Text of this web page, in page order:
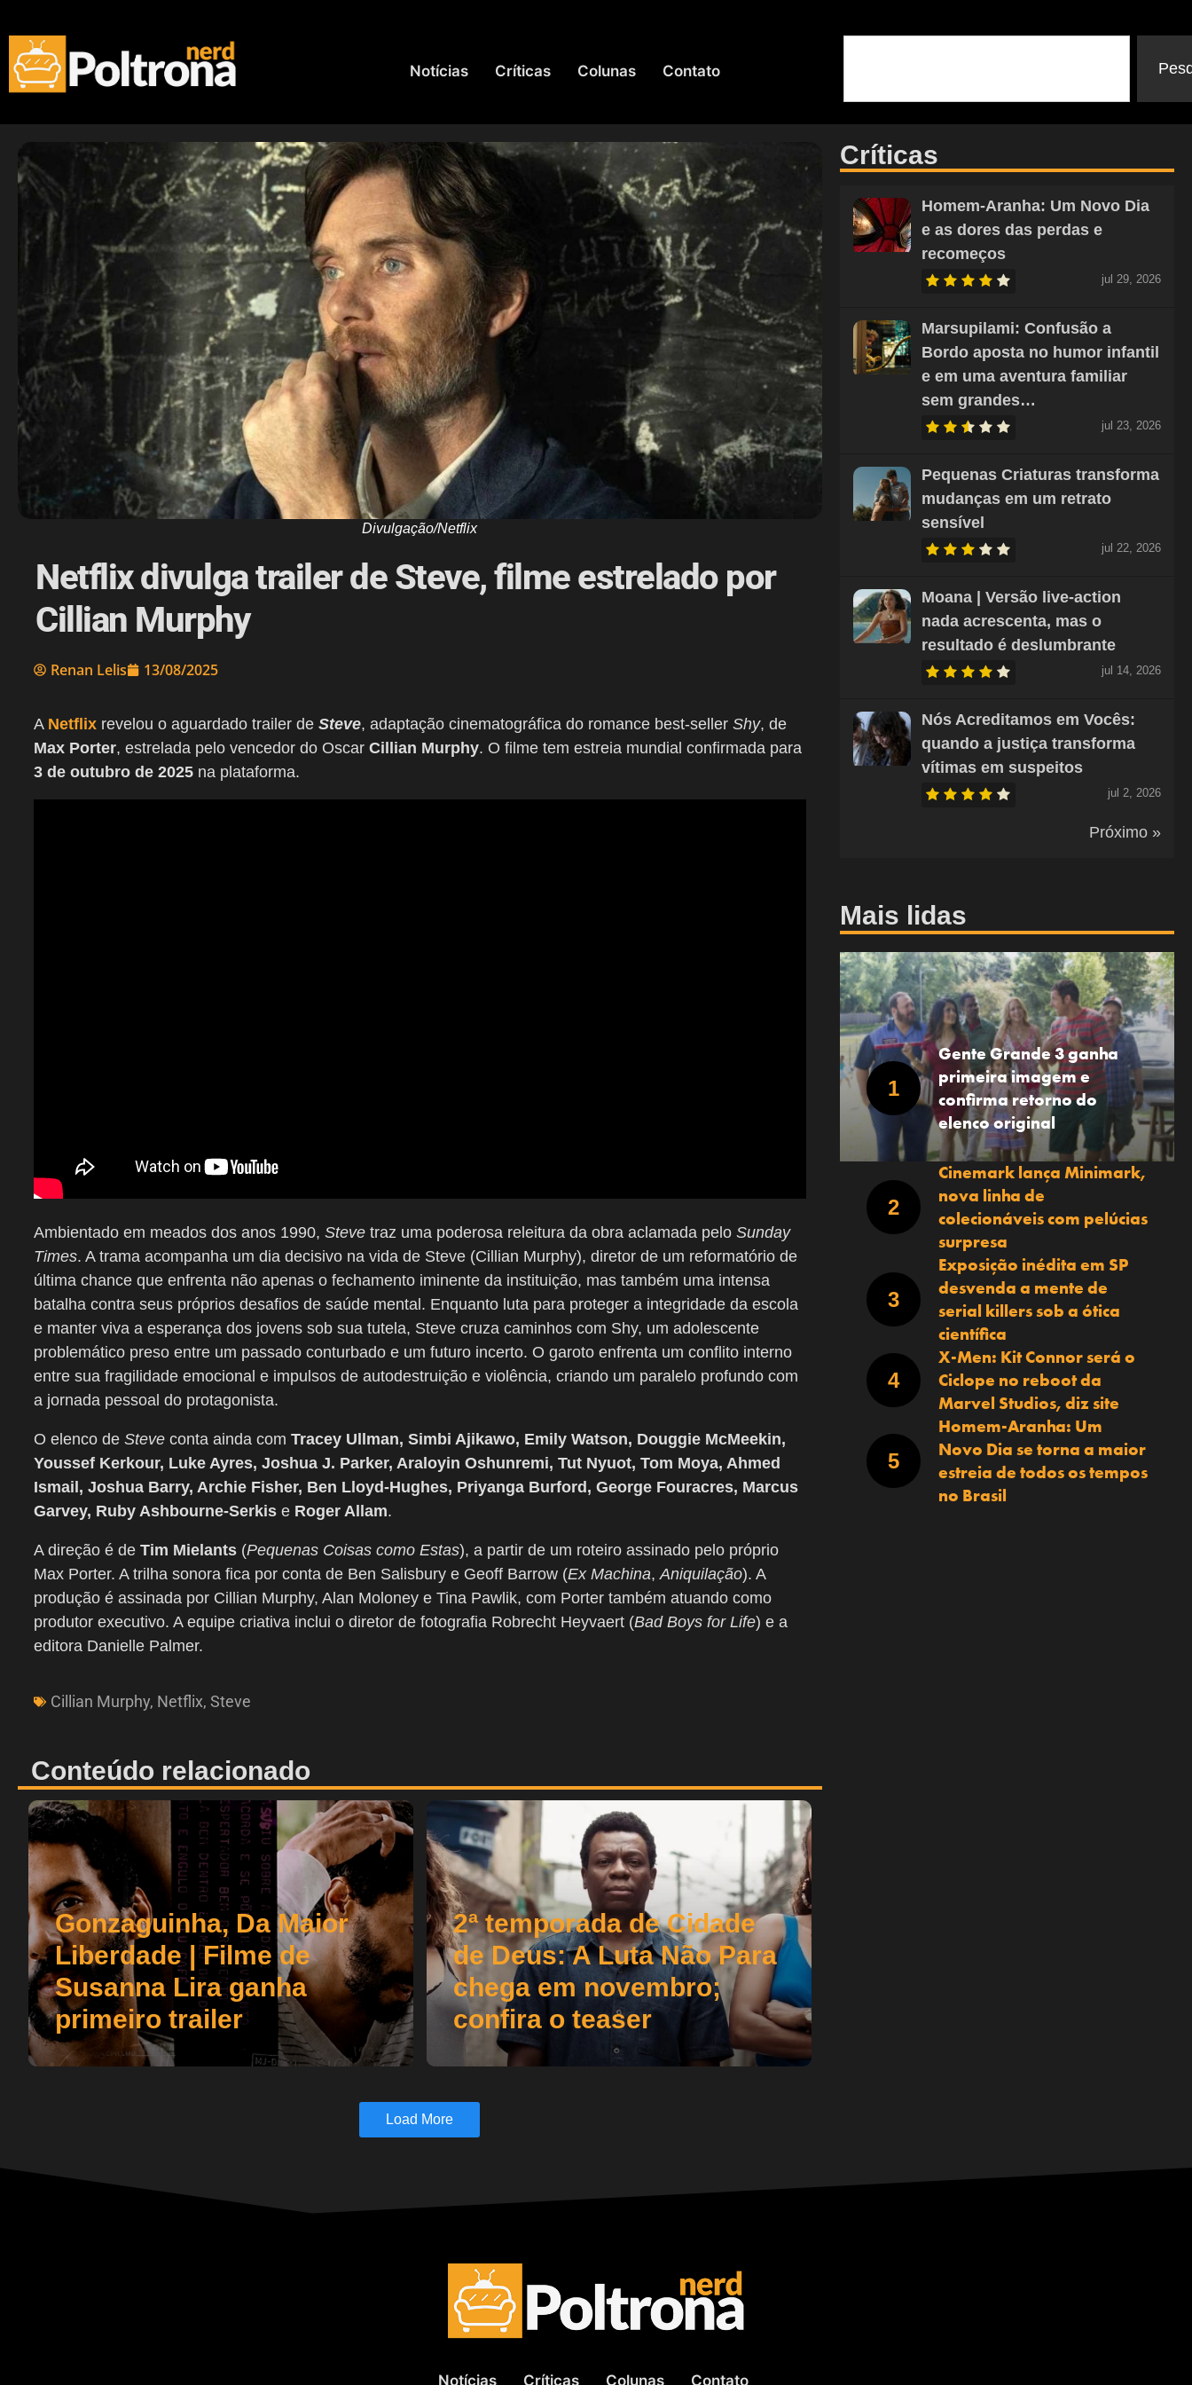
Notícias Críticas Colunas Contato
Divulgação/Netflix
Netflix divulga trailer de Steve, filme estrelado por
Cillian Murphy
Renan Lelis 13/08/2025
A Netflix revelou o aguardado trailer de Steve, adaptação cinematográfica do romance best-seller Shy, de
Max Porter, estrelada pelo vencedor do Oscar Cillian Murphy. O filme tem estreia mundial confirmada para
3 de outubro de 2025 na plataforma.
Ambientado em meados dos anos 1990, Steve traz uma poderosa releitura da obra aclamada pelo Sunday
Times. A trama acompanha um dia decisivo na vida de Steve (Cillian Murphy), diretor de um reformatório de
última chance que enfrenta não apenas o fechamento iminente da instituição, mas também uma intensa
batalha contra seus próprios desafios de saúde mental. Enquanto luta para proteger a integridade da escola
e manter viva a esperança dos jovens sob sua tutela, Steve cruza caminhos com Shy, um adolescente
problemático preso entre um passado conturbado e um futuro incerto. O garoto enfrenta um conflito interno
entre sua fragilidade emocional e impulsos de autodestruição e violência, criando um paralelo profundo com
a jornada pessoal do protagonista.
O elenco de Steve conta ainda com Tracey Ullman, Simbi Ajikawo, Emily Watson, Douggie McMeekin,
Youssef Kerkour, Luke Ayres, Joshua J. Parker, Araloyin Oshunremi, Tut Nyuot, Tom Moya, Ahmed
Ismail, Joshua Barry, Archie Fisher, Ben Lloyd-Hughes, Priyanga Burford, George Fouracres, Marcus
Garvey, Ruby Ashbourne-Serkis e Roger Allam.
A direção é de Tim Mielants (Pequenas Coisas como Estas), a partir de um roteiro assinado pelo próprio
Max Porter. A trilha sonora fica por conta de Ben Salisbury e Geoff Barrow (Ex Machina,Aniquilação). A
produção é assinada por Cillian Murphy, Alan Moloney e Tina Pawlik, com Porter também atuando como
produtor executivo. A equipe criativa inclui o diretor de fotografia Robrecht Heyvaert (Bad Boys for Life) e a
editora Danielle Palmer.
Cillian Murphy, Netflix, Steve
Conteúdo relacionado
Gonzaguinha, Da Maior
Liberdade | Filme de
Susanna Lira ganha
primeiro trailer
2ª temporada de Cidade
de Deus: A Luta Não Para
chega em novembro;
confira o teaser
Load More
Críticas
Homem-Aranha: Um Novo Dia
e as dores das perdas e
recomeços
jul 29, 2026
Marsupilami: Confusão a
Bordo aposta no humor infantil
e em uma aventura familiar
sem grandes…
jul 23, 2026
Pequenas Criaturas transforma
mudanças em um retrato
sensível
jul 22, 2026
Moana | Versão live-action
nada acrescenta, mas o
resultado é deslumbrante
jul 14, 2026
Nós Acreditamos em Vocês:
quando a justiça transforma
vítimas em suspeitos
jul 2, 2026
Próximo »
Mais lidas
Gente Grande 3 ganha
primeira imagem e
confirma retorno do
elenco original
Cinemark lança Minimark,
nova linha de
colecionáveis com pelúcias
surpresa
Exposição inédita em SP
desvenda a mente de
serial killers sob a ótica
científica
X-Men: Kit Connor será o
Ciclope no reboot da
Marvel Studios, diz site
Homem-Aranha: Um
Novo Dia se torna a maior
estreia de todos os tempos
no Brasil
Notícias Críticas Colunas Contato